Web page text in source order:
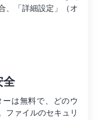
、「詳細設定」（オ
全
は無料で、どのウ
ファイルのセキュリ